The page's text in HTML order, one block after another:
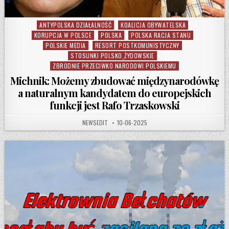
Posted in
ANTYPOLSKA DZIAŁALNOŚĆ
KOALICJA OBYWATELSKA
KORUPCJA W POLSCE
POLSKA
POLSKA RACJA STANU
POLSKIE MEDIA
RESORT POSTKOMUNISTYCZNY
STOSUNKI POLSKO_ŻYDOWSKIE
ZBRODNIE PRZECIWKO NARODOWI POLSKIEMU
Michnik: Możemy zbudować międzynarodówkę
a naturalnym kandydatem do europejskich
funkcji jest Rafo Trzaskowski
AUTHOR:
NEWSEDIT PUBLISHED DATE:
10-06-2025